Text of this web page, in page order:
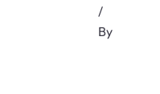
/
By